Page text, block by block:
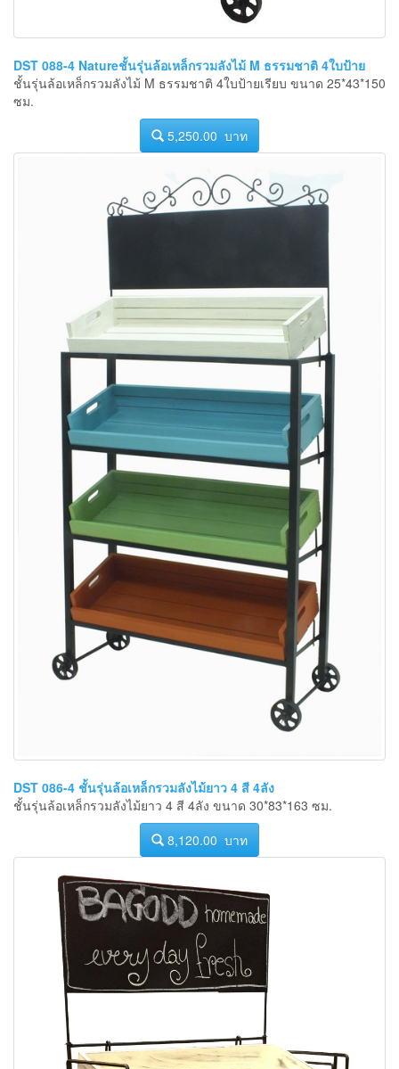
DST 088-4 Natureชั้นรุ่นล้อเหล็กรวมลังไม้ M ธรรมชาติ 4ใบป้าย
ชั้นรุ่นล้อเหล็กรวมลังไม้ M ธรรมชาติ 4ใบป้ายเรียบ ขนาด 25*43*150
ซม.
5,250.00 บาท
DST 086-4 ชั้นรุ่นล้อเหล็กรวมลังไม้ยาว 4 สี 4ลัง
ชั้นรุ่นล้อเหล็กรวมลังไม้ยาว 4 สี 4ลัง ขนาด 30*83*163 ซม.
8,120.00 บาท